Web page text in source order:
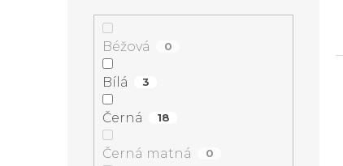
Béžová 0
Bílá 3
Černá 18
Černá matná 0